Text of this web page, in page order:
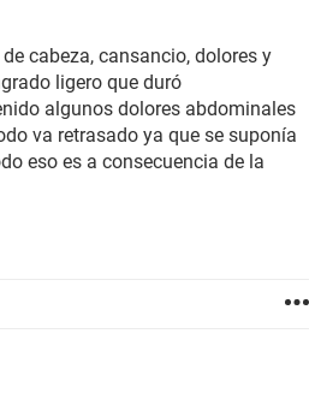
cabeza, cansancio, dolores y
ligero que duró
algunos dolores abdominales
va retrasado ya que se suponía
eso es a consecuencia de la